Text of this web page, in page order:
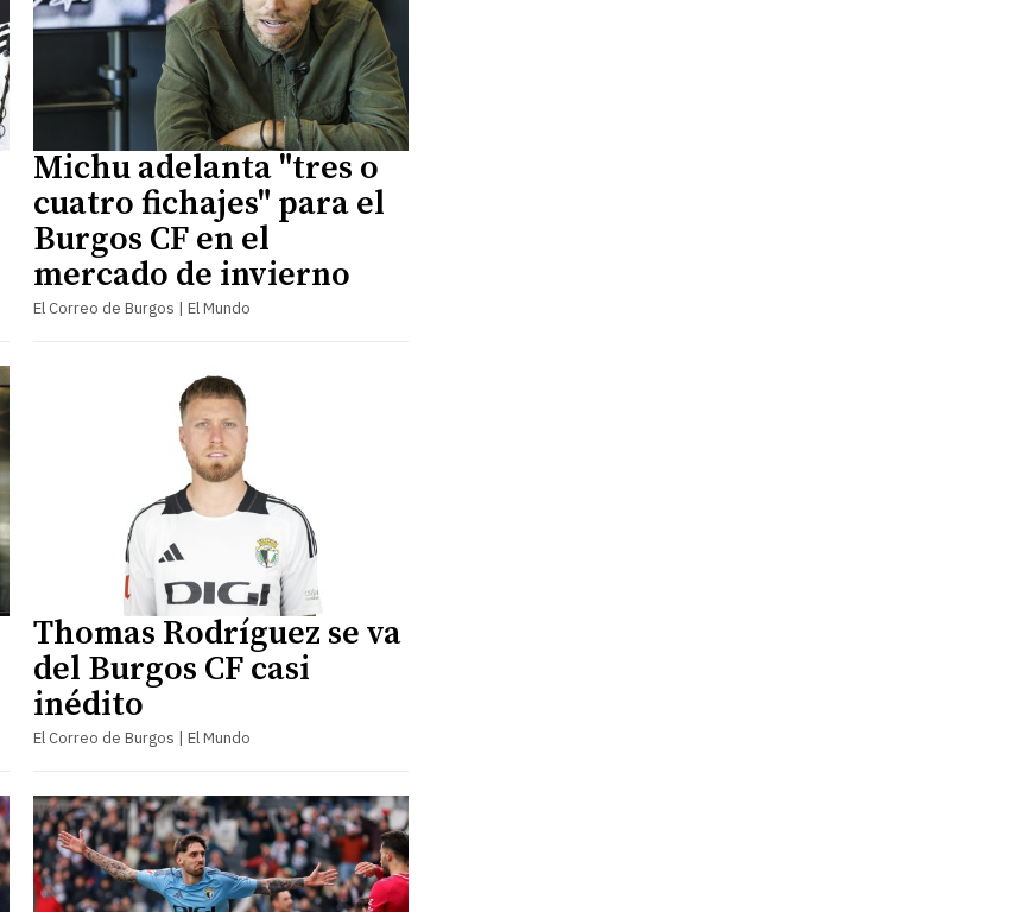
Michu adelanta "tres o
cuatro fichajes" para el
Burgos CF en el
mercado de invierno
El Correo de Burgos | El Mundo
Thomas Rodríguez se va
del Burgos CF casi
inédito
El Correo de Burgos | El Mundo